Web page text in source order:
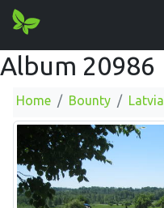
Album 20986
Home Bounty Latvia